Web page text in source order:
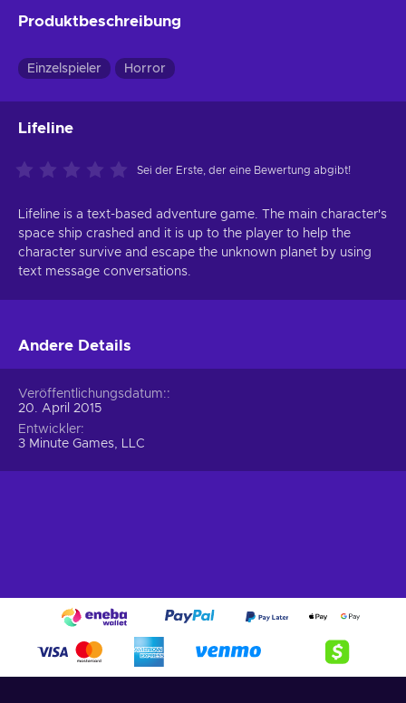
Produktbeschreibung
Einzelspieler Horror
Lifeline
Sei der Erste, der eine Bewertung abgibt!
Lifeline is a text-based adventure game. The main character's
space ship crashed and it is up to the player to help the
character survive and escape the unknown planet by using
text message conversations.
Andere Details
Veröffentlichungsdatum:
20. April 2015
Entwickler
3 Minute Games, LLC